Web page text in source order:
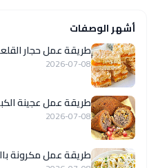
أشهر الوصفات
طريقة عمل حجار
2026-07-08
طريقة عمل عجينة
2026-07-08
طريقة عمل مكرونة